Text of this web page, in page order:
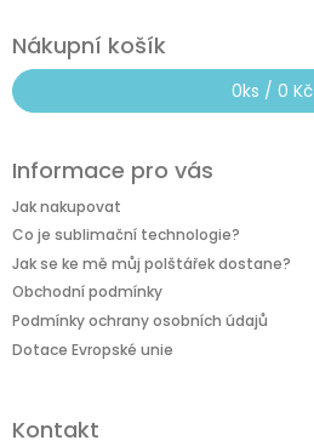
Nákupní košík
0ks / 0 Kč
Informace pro vás
Jak nakupovat
Co je sublimační technologie?
Jak se ke mě můj polštářek dostane?
Obchodní podmínky
Podmínky ochrany osobních údajů
Dotace Evropské unie
Kontakt